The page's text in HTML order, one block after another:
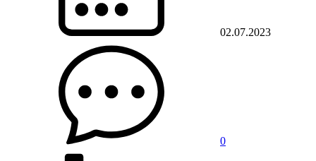
02.07.2023
0